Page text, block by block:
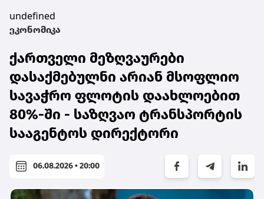
undefined
ეკონომიკა
ქართველი მეზღვაურები
დასაქმებულნი არიან მსოფლიო
სავაჭრო ფლოტის დაახლოებით
80%-ში - საზღვაო ტრანსპორტის
სააგენტოს დირექტორი
06.08.2026 • 20:00